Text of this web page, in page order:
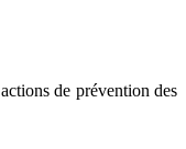
de prévention des